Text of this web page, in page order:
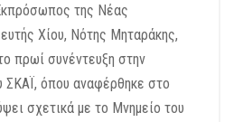
της Νέας
Χίου, Νότης Μηταράκης,
πρωί συνέντευξη στην
ΣΚΑΪ, όπου αναφέρθηκε στο
σχετικά με το Μνημείο του